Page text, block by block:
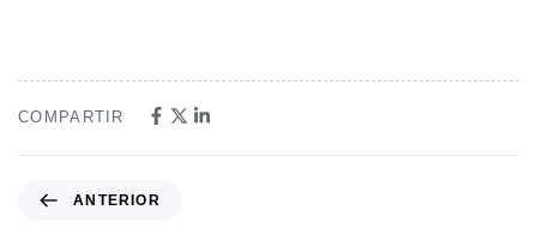
COMPARTIR
ANTERIOR